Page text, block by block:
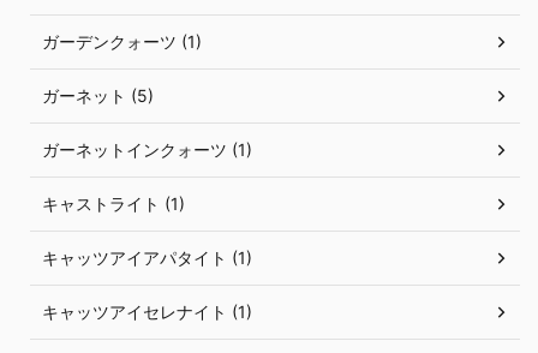
ガーデンクォーツ (1)
ガーネット (5)
ガーネットインクォーツ (1)
キャストライト (1)
キャッツアイアパタイト (1)
キャッツアイセレナイト (1)